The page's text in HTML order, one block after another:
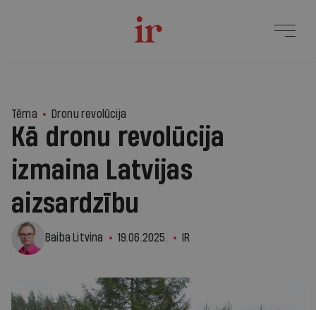
Tēma Dronu revolūcija
Kā dronu revolūcija
izmaina Latvijas
aizsardzību
Baiba Litvina 19.06.2025. IR